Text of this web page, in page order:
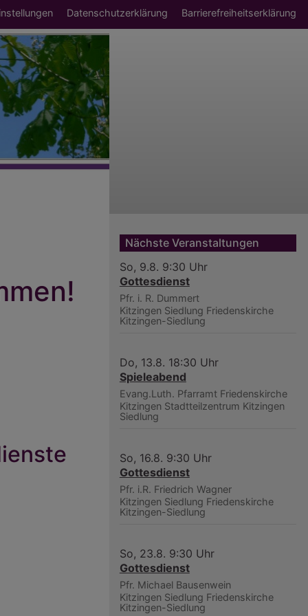
Datenschutzerklärung Barrierefreiheitserklärung
Nächste Veranstaltungen
So, 9.8. 9:30 Uhr
Gottesdienst
Pfr. i. R. Dummert
Kitzingen Siedlung Friedenskirche
Kitzingen-Siedlung
Do, 13.8. 18:30 Uhr
Spieleabend
Evang.Luth. Pfarramt Friedenskirche
Kitzingen Stadtteilzentrum Kitzingen
Siedlung
So, 16.8. 9:30 Uhr
Gottesdienst
Pfr. i.R. Friedrich Wagner
Kitzingen Siedlung Friedenskirche
Kitzingen-Siedlung
So, 23.8. 9:30 Uhr
Gottesdienst
Pfr. Michael Bausenwein
Kitzingen Siedlung Friedenskirche
Kitzingen-Siedlung